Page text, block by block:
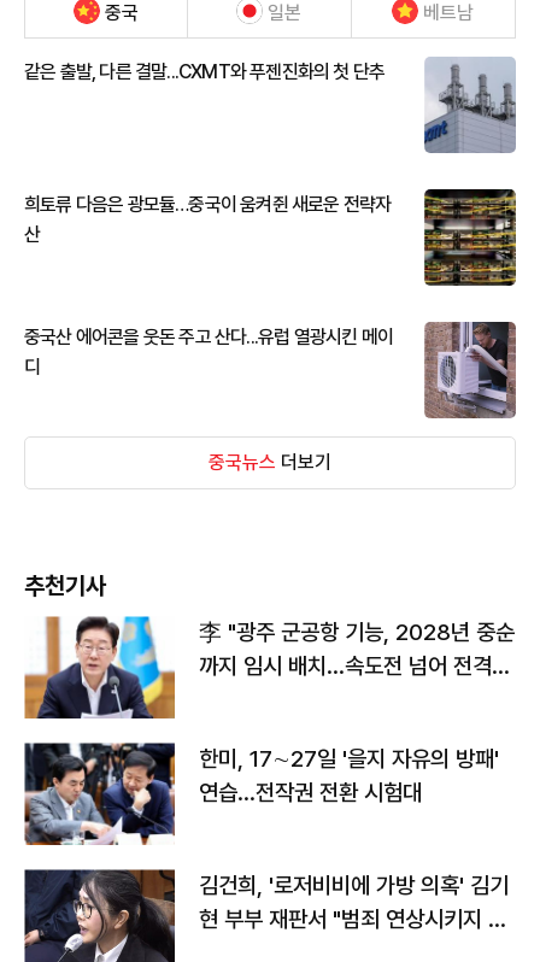
중국 일본 베트남
같은 출발, 다른 결말...CXMT와 푸젠진화의 첫 단추
희토류 다음은 광모듈…중국이 움켜쥔 새로운 전략자
산
중국산 에어콘을 웃돈 주고 산다...유럽 열광시킨 메이
디
중국뉴스 더보기
추천기사
李 "광주 군공항 기능, 2028년 중순
까지 임시 배치…속도전 넘어 전격
한미, 17∼27일 '을지 자유의 방패'
연습…전작권 전환 시험대
김건희, '로저비비에 가방 의혹' 김기
현 부부 재판서 "범죄 연상시키지 말